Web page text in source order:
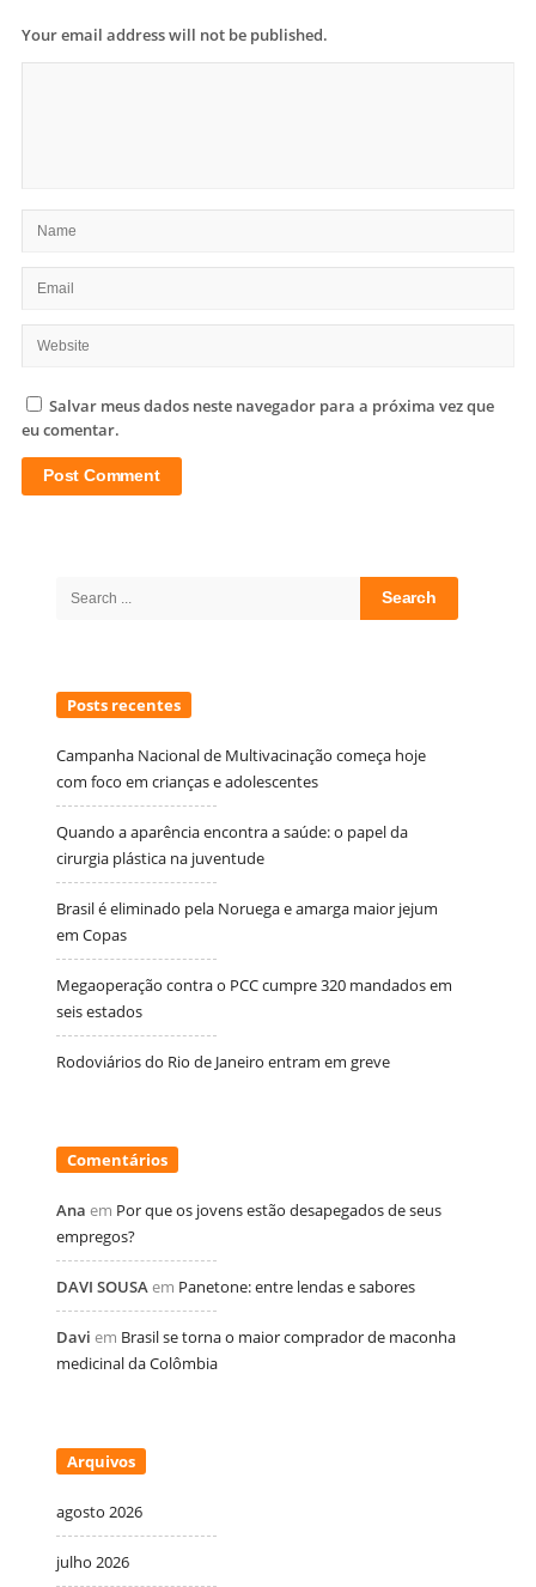
Your email address will not be published.
Salvar meus dados neste navegador para a próxima vez que
eu comentar.
Search
Posts recentes
Campanha Nacional de Multivacinação começa hoje
com foco em crianças e adolescentes
Quando a aparência encontra a saúde: o papel da
cirurgia plástica na juventude
Brasil é eliminado pela Noruega e amarga maior jejum
em Copas
Megaoperação contra o PCC cumpre 320 mandados em
seis estados
Rodoviários do Rio de Janeiro entram em greve
Comentários
Ana em Por que os jovens estão desapegados de seus
empregos?
DAVI SOUSAem Panetone: entre lendas e sabores
Davi em Brasil se torna o maior comprador de maconha
medicinal da Colômbia
Arquivos
agosto 2026
julho 2026